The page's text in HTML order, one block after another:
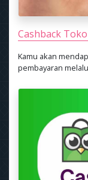
Cashback
Kamu akan
pembayaran